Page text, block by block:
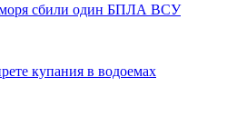
моря сбили один БПЛА ВСУ
купания в водоемах